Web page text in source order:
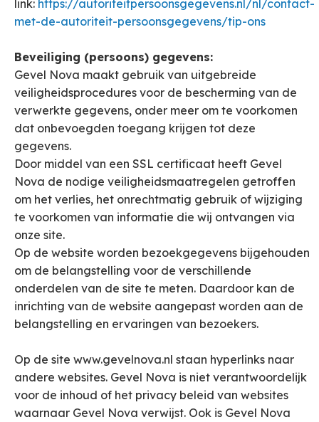
link: https://autoriteitpersoonsgegevens.nl/nl/contact-
met-de-autoriteit-persoonsgegevens/tip-ons
Beveiliging (persoons) gegevens:
Gevel Nova maakt gebruik van uitgebreide
veiligheidsprocedures voor de bescherming van de
verwerkte gegevens, onder meer om te voorkomen
dat onbevoegden toegang krijgen tot deze
gegevens.
Door middel van een SSL certificaat heeft Gevel
Nova de nodige veiligheidsmaatregelen getroffen
om het verlies, het onrechtmatig gebruik of wijziging
te voorkomen van informatie die wij ontvangen via
onze site.
Op de website worden bezoekgegevens bijgehouden
om de belangstelling voor de verschillende
onderdelen van de site te meten. Daardoor kan de
inrichting van de website aangepast worden aan de
belangstelling en ervaringen van bezoekers.
Op de site www.gevelnova.nl staan hyperlinks naar
andere websites. Gevel Nova is niet verantwoordelijk
voor de inhoud of het privacy beleid van websites
waarnaar Gevel Nova verwijst. Ook is Gevel Nova